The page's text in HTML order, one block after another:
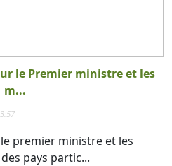
le Premier ministre et les
m...
premier ministre et les
pays partic...